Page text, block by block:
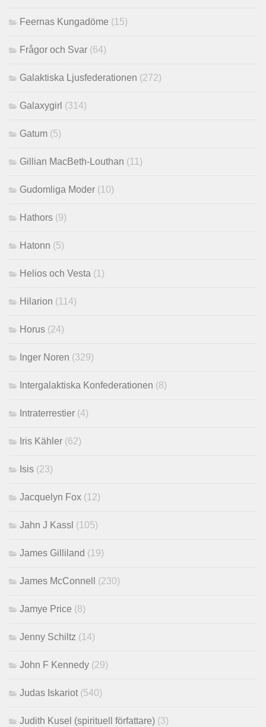
Feernas Kungadöme (15)
Frågor och Svar (64)
Galaktiska Ljusfederationen (272)
Galaxygirl (314)
Gatum (5)
Gillian MacBeth-Louthan (11)
Gudomliga Moder (10)
Hathors (9)
Hatonn (5)
Helios och Vesta (1)
Hilarion (114)
Horus (24)
Inger Noren (329)
Intergalaktiska Konfederationen (8)
Intraterrestier (4)
Iris Kähler (62)
Isis (23)
Jacquelyn Fox (12)
Jahn J Kassl (105)
James Gilliland (19)
James McConnell (230)
Jamye Price (8)
Jenny Schiltz (14)
John F Kennedy (29)
Judas Iskariot (540)
Judith Kusel (spirituell författare) (3)